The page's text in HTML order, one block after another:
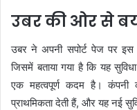
उबर की ओर से
उबर ने अपनी सपोर्ट पेज पर
जिसमें बताया गया है कि यह
एक महत्वपूर्ण कदम है। कंपनी
प्राथमिकता देती हैं, और यह नई